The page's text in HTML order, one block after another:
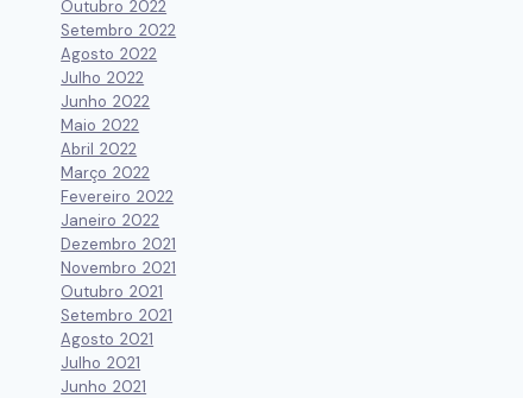
Outubro 2022
Setembro 2022
Agosto 2022
Julho 2022
Junho 2022
Maio 2022
Abril 2022
Março 2022
Fevereiro 2022
Janeiro 2022
Dezembro 2021
Novembro 2021
Outubro 2021
Setembro 2021
Agosto 2021
Julho 2021
Junho 2021